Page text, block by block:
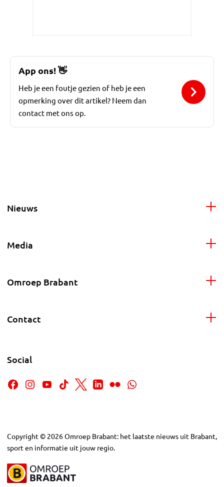
App ons!👋
Heb je een foutje gezien of heb je een
opmerking over dit artikel? Neem dan
contact met ons op.
Nieuws
Media
Omroep Brabant
Contact
Social
Copyright © 2026Omroep Brabant: het laatste nieuws uit Brabant,
sport en informatie uit jouw regio.